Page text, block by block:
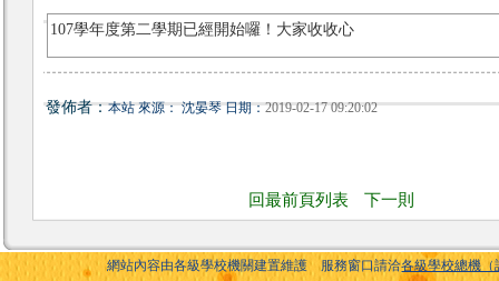
107學年度第二學期已經開始囉！大家收收心
發佈者：本站 來源： 沈晏琴 日期：2019-02-17 09:20:02
回最前頁列表 下一則
網站內容由各級學校機關建置維護 服務窗口請洽各級學校總機（